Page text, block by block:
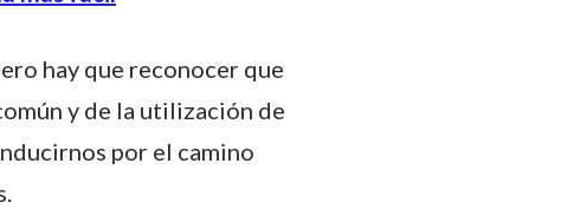
hay que reconocer que
y de la utilización de
por el camino